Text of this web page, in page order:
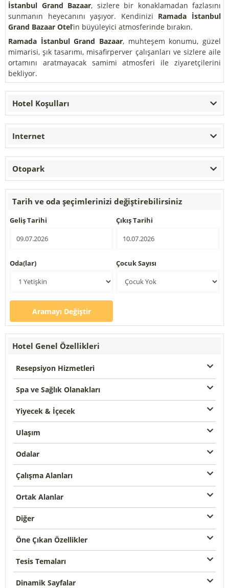
İstanbul Grand Bazaar, sizlere bir konaklamadan fazlasını
sunmanın heyecanını yaşıyor. Kendinizi Ramada İstanbul
Grand Bazaar Otel’in büyüleyici atmosferinde bırakın.
Ramada İstanbul Grand Bazaar, muhteşem konumu, güzel
mimarisi, şık tasarımı, misafirperver çalışanları ve sizlere aile
ortamını aratmayacak samimi atmosferi ile ziyaretçilerini
bekliyor.
Hotel Koşulları
Internet
Otopark
Tarih ve oda şeçimlerinizi değiştirebilirsiniz
Geliş Tarihi Çıkış Tarihi
Oda(lar) Çocuk Sayısı
Aramayı Değiştir
Hotel Genel Özellikleri
Resepsiyon Hizmetleri
Spa ve Sağlık Olanakları
Yiyecek & İçecek
Ulaşım
Odalar
Çalışma Alanları
Ortak Alanlar
Diğer
Öne Çıkan Özellikler
Tesis Temaları
Dinamik Sayfalar